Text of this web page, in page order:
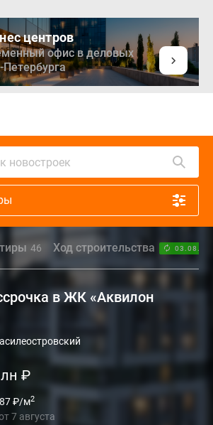
центров
офис в деловых
Петербурга
новостроек
46 Ход строительства 03.08.26
в ЖК «Аквилон
₽
₽/м2
7 августа